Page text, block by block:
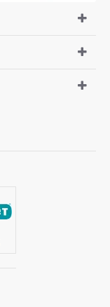
HOT